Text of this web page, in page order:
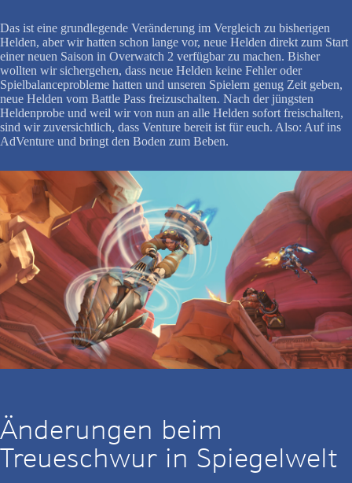
Das ist eine grundlegende Veränderung im Vergleich zu bisherigen
Helden, aber wir hatten schon lange vor, neue Helden direkt zum Start
einer neuen Saison in Overwatch 2 verfügbar zu machen. Bisher
wollten wir sichergehen, dass neue Helden keine Fehler oder
Spielbalanceprobleme hatten und unseren Spielern genug Zeit geben,
neue Helden vom Battle Pass freizuschalten. Nach der jüngsten
Heldenprobe und weil wir von nun an alle Helden sofort freischalten,
sind wir zuversichtlich, dass Venture bereit ist für euch. Also: Auf ins
AdVenture und bringt den Boden zum Beben.
Änderungen beim
Treueschwur in Spiegelwelt